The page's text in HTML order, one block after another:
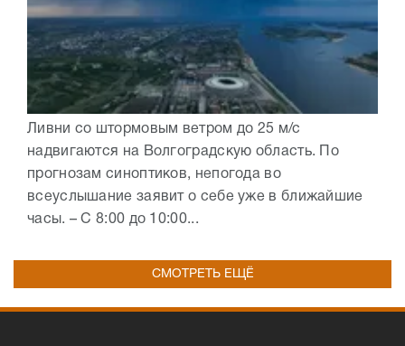
Ливни со штормовым ветром до 25 м/с
надвигаются на Волгоградскую область. По
прогнозам синоптиков, непогода во
всеуслышание заявит о себе уже в ближайшие
часы. – С 8:00 до 10:00...
СМОТРЕТЬ ЕЩЁ